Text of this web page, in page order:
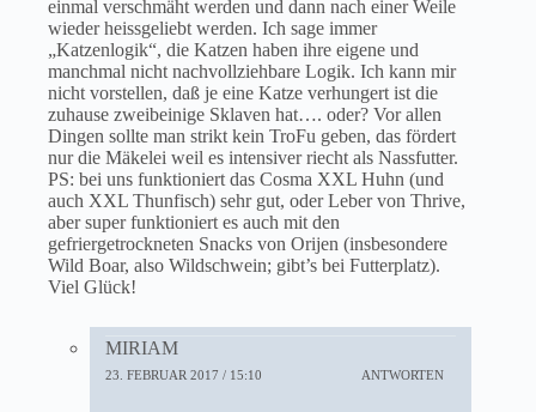
einmal verschmäht werden und dann nach einer Weile
wieder heissgeliebt werden. Ich sage immer
„Katzenlogik“, die Katzen haben ihre eigene und
manchmal nicht nachvollziehbare Logik. Ich kann mir
nicht vorstellen, daß je eine Katze verhungert ist die
zuhause zweibeinige Sklaven hat…. oder? Vor allen
Dingen sollte man strikt kein TroFu geben, das fördert
nur die Mäkelei weil es intensiver riecht als Nassfutter.
PS: bei uns funktioniert das Cosma XXL Huhn (und
auch XXL Thunfisch) sehr gut, oder Leber von Thrive,
aber super funktioniert es auch mit den
gefriergetrockneten Snacks von Orijen (insbesondere
Wild Boar, also Wildschwein; gibt’s bei Futterplatz).
Viel Glück!
MIRIAM
23. FEBRUAR 2017 / 15:10 ANTWORTEN